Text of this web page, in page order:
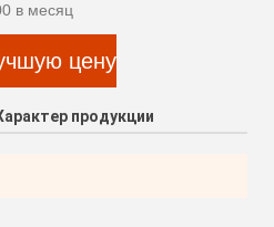
в месяц
цену
продукции